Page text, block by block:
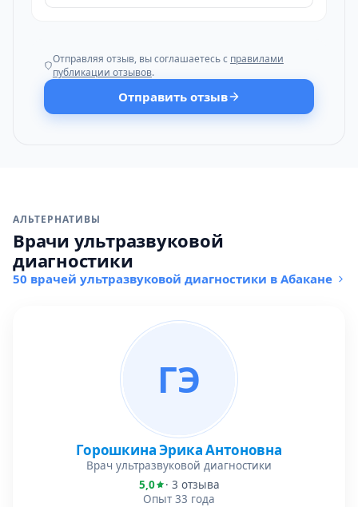
Отправляя отзыв, вы соглашаетесь с правилами
публикации отзывов.
Отправить отзыв
АЛЬТЕРНАТИВЫ
Врачи ультразвуковой
диагностики
50 врачей ультразвуковой диагностики в Абакане
ГЭ
Горошкина Эрика Антоновна
Врач ультразвуковой диагностики
5,0
· 3 отзыва
Опыт 33 года